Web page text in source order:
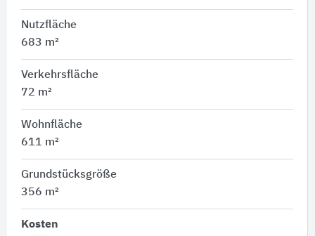
Nutzfläche
683 m²
Verkehrsfläche
72 m²
Wohnfläche
611 m²
Grundstücksgröße
356 m²
Kosten